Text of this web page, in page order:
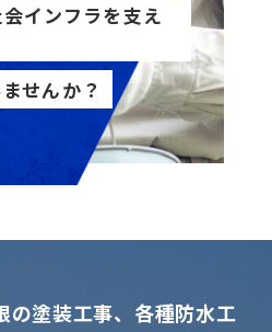
インフラを支え
せんか？
の塗装工事、各種防水工